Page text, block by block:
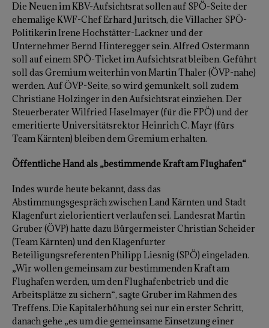
Die Neuen im KBV-Aufsichtsrat sollen auf SPÖ-Seite der
ehemalige KWF-Chef Erhard Juritsch, die Villacher SPÖ-
Politikerin Irene Hochstätter-Lackner und der
Unternehmer Bernd Hinteregger sein. Alfred Ostermann
soll auf einem SPÖ-Ticket im Aufsichtsrat bleiben. Geführt
soll das Gremium weiterhin von Martin Thaler (ÖVP-nahe)
werden. Auf ÖVP-Seite, so wird gemunkelt, soll zudem
Christiane Holzinger in den Aufsichtsrat einziehen. Der
Steuerberater Wilfried Haselmayer (für die FPÖ) und der
emeritierte Universitätsrektor Heinrich C. Mayr (fürs
Team Kärnten) bleiben dem Gremium erhalten.
Öffentliche Hand als „bestimmende Kraft am Flughafen“
Indes wurde heute bekannt, dass das
Abstimmungsgespräch zwischen Land Kärnten und Stadt
Klagenfurt zielorientiert verlaufen sei. Landesrat Martin
Gruber (ÖVP) hatte dazu Bürgermeister Christian Scheider
(Team Kärnten) und den Klagenfurter
Beteiligungsreferenten Philipp Liesnig (SPÖ) eingeladen.
„Wir wollen gemeinsam zur bestimmenden Kraft am
Flughafen werden, um den Flughafenbetrieb und die
Arbeitsplätze zu sichern“, sagte Gruber im Rahmen des
Treffens. Die Kapitalerhöhung sei nur ein erster Schritt,
danach gehe „es um die gemeinsame Einsetzung einer